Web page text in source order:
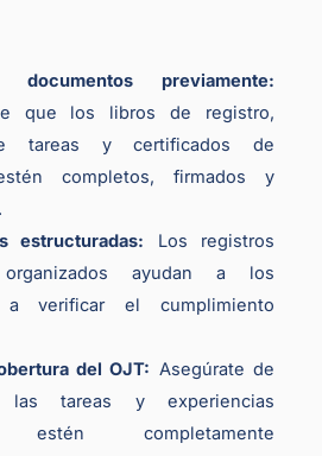
previamente:
que los libros de registro,
tareas y certificados de
completos, firmados y
estructuradas: Los registros
organizados ayudan a los
a verificar el cumplimiento
del OJT: Asegúrate de
tareas y experiencias
estén completamente